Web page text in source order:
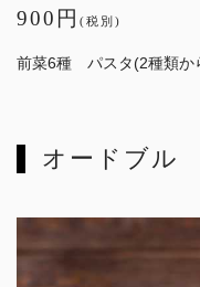
900円 (税別)
前菜6種 パスタ(2種類か
オードブル